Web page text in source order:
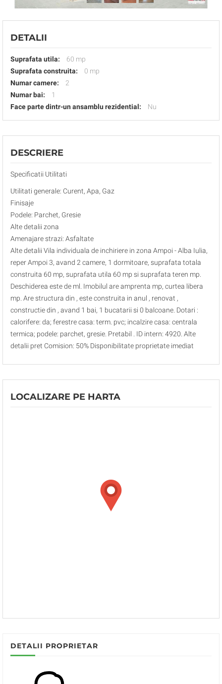
DETALII
Suprafata utila:
60 mp
Suprafata construita:
0 mp
Numar camere:
2
Numar bai:
1
Face parte dintr-un ansamblu rezidential:
Nu
DESCRIERE
Specificatii Utilitati
Utilitati generale: Curent, Apa, Gaz
Finisaje
Podele: Parchet, Gresie
Alte detalii zona
Amenajare strazi: Asfaltate
Alte detalii Vila individuala de inchiriere in zona Ampoi - Alba Iulia,
reper Ampoi 3, avand 2 camere, 1 dormitoare, suprafata totala
construita 60 mp, suprafata utila 60 mp si suprafata teren mp.
Deschiderea este de ml. Imobilul are amprenta mp, curtea libera
mp. Are structura din , este construita in anul , renovat ,
constructie din , avand 1 bai, 1 bucatarii si 0 balcoane. Dotari :
calorifere: da; ferestre casa: term. pvc; incalzire casa: centrala
termica; podele: parchet, gresie. Pretabil . ID intern: 4920. Alte
detalii pret Comision: 50% Disponibilitate proprietate imediat
LOCALIZARE PE HARTA
DETALII PROPRIETAR